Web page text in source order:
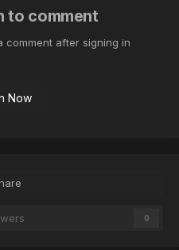
to comment
comment after signing in
Now
0